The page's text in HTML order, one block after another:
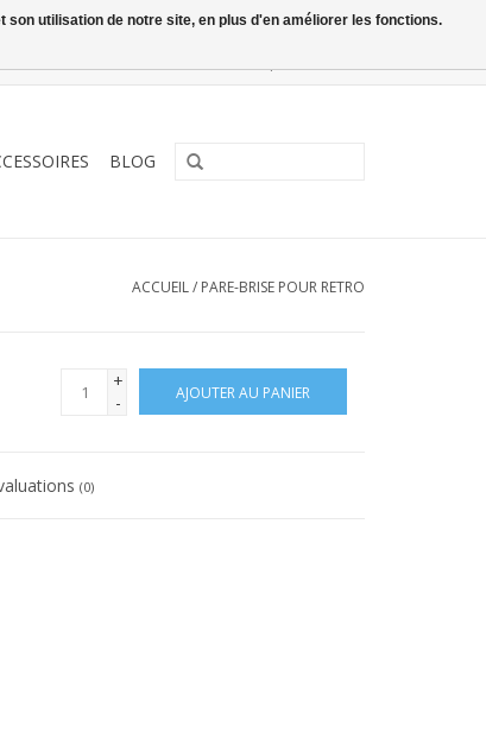
BLOG
ACCUEIL/ PARE-BRISE POUR RETRO
+
-
AJOUTER AU PANIER
(0)
utilisation de notre site, en plus d'en améliorer les fonctions.